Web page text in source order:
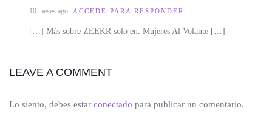
10 meses ago ACCEDE PARA RESPONDER
[…] Más sobre ZEEKR solo en: Mujeres Al Volante […]
LEAVE A COMMENT
Lo siento, debes estar conectado para publicar un comentario.